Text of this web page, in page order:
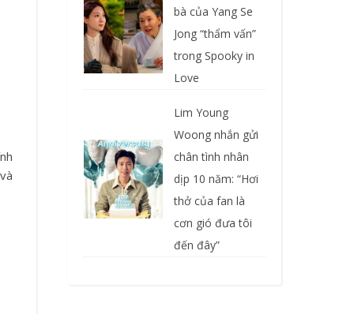
bà của Yang Se
Jong “thẩm vấn”
trong Spooky in
Love
Lim Young
Woong nhắn gửi
chân tình nhân
dịp 10 năm: “Hơi
thở của fan là
cơn gió đưa tôi
đến đây”